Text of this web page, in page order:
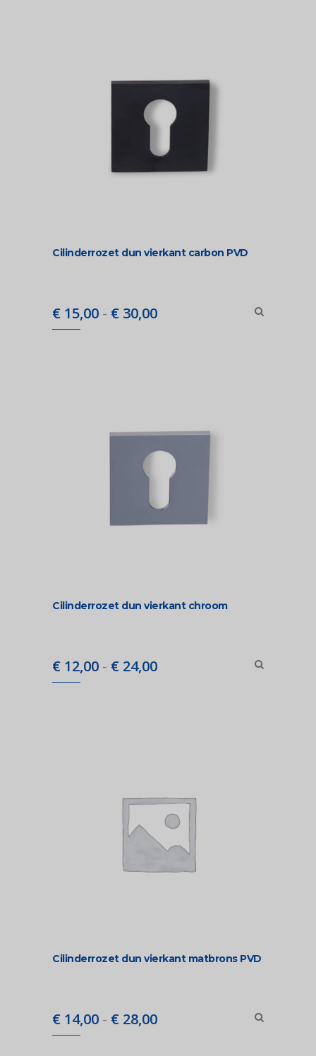
Cilinderrozet dun vierkant carbon PVD
€ 15,00 - € 30,00Prijsklasse:
Cilinderrozet dun vierkant chroom
€ 12,00 - € 24,00Prijsklasse:
Cilinderrozet dun vierkant matbrons PVD
€ 14,00 - € 28,00Prijsklasse: